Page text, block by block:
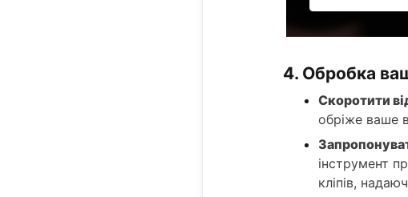
4. Обробка
Скоротити
обріже ваше
інструмент
кліпів,